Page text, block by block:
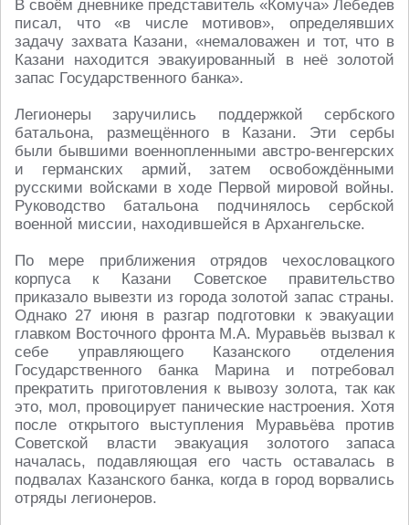
В своём дневнике представитель «Комуча» Лебедев
писал, что «в числе мотивов», определявших
задачу захвата Казани, «немаловажен и тот, что в
Казани находится эвакуированный в неё золотой
запас Государственного банка».
Легионеры заручились поддержкой сербского
батальона, размещённого в Казани. Эти сербы
были бывшими военнопленными австро-венгерских
и германских армий, затем освобождёнными
русскими войсками в ходе Первой мировой войны.
Руководство батальона подчинялось сербской
военной миссии, находившейся в Архангельске.
По мере приближения отрядов чехословацкого
корпуса к Казани Советское правительство
приказало вывезти из города золотой запас страны.
Однако 27 июня в разгар подготовки к эвакуации
главком Восточного фронта М.А. Муравьёв вызвал к
себе управляющего Казанского отделения
Государственного банка Марина и потребовал
прекратить приготовления к вывозу золота, так как
это, мол, провоцирует панические настроения. Хотя
после открытого выступления Муравьёва против
Советской власти эвакуация золотого запаса
началась, подавляющая его часть оставалась в
подвалах Казанского банка, когда в город ворвались
отряды легионеров.